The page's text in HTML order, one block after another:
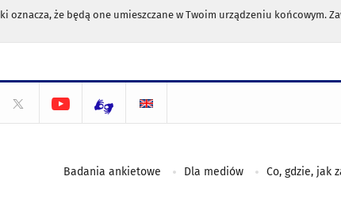
że będą one umieszczane w Twoim urządzeniu końcowym.
Badania ankietowe Dla mediów Co, gdzie, jak